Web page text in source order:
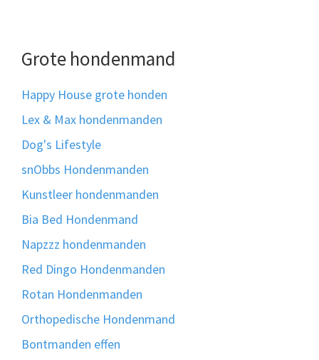
Grote hondenmand
Happy House grote honden
Lex & Max hondenmanden
Dog's Lifestyle
snObbs Hondenmanden
Kunstleer hondenmanden
Bia Bed Hondenmand
Napzzz hondenmanden
Red Dingo Hondenmanden
Rotan Hondenmanden
Orthopedische Hondenmand
Bontmanden effen